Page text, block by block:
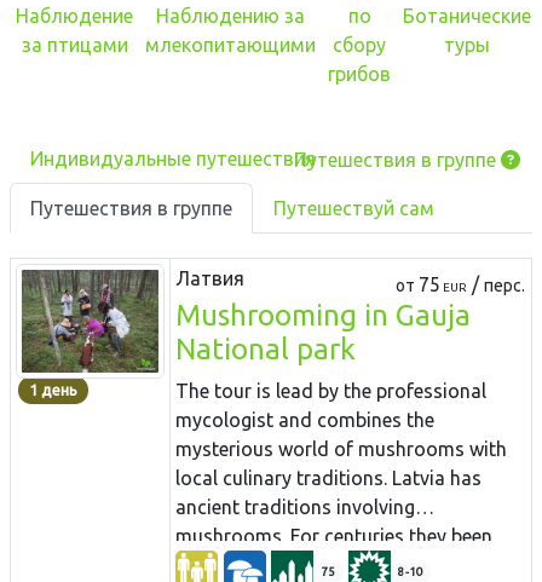
Наблюдение
за птицами
Наблюдению за
млекопитающими
по
сбору
грибов
Ботанические
туры
Индивидуальные путешествия
Путешествия в группе Путешествуй сам
Путешествия в группе
1 день
Латвия от 75 EUR / перс.
Mushrooming in Gauja
National park
The tour is lead by the professional
mycologist and combines the
mysterious world of mushrooms with
local culinary traditions. Latvia has
ancient traditions involving
mushrooms. For centuries they been
used for eating. Mushroom gathering
75 8-10